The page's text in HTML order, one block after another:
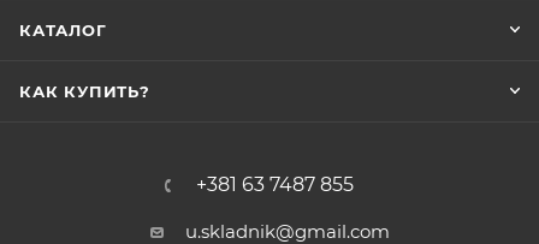
КАТАЛОГ
КАК КУПИТЬ?
+381 63 7487 855
u.skladnik@gmail.com